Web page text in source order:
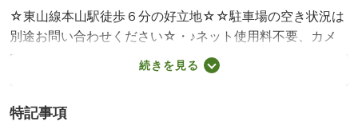
☆東山線本山駅徒歩６分の好立地☆☆駐車場の空き状況は
別途お問い合わせください☆・♪ネット使用料不要、カメ
ラ付きインターホン有の設備充実♪駅チカ鉄筋マンショ
ン！・駐輪場：有/室内清掃費用 49500円
続きを見る
特記事項